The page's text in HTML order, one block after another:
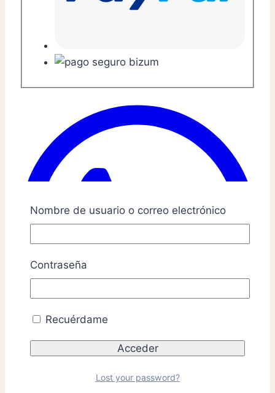
Nombre de usuario o correo electrónico
Contraseña
Recuérdame
Lost your password?